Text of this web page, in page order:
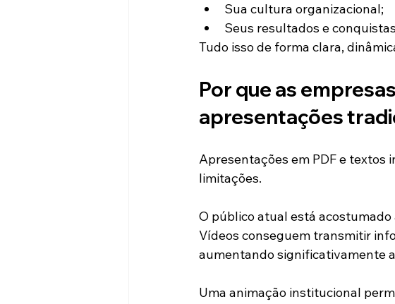
Sua cultura organizacional;
Seus resultados e
Tudo isso de forma clara,
Por que as
apresentações
Apresentações em PDF e textos
limitações.
O público atual está
Vídeos conseguem transmitir
aumentando significativamente
Uma animação institucional